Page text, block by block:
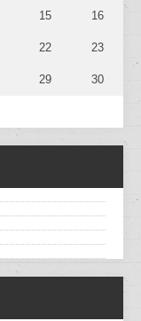
15 16
22 23
29 30